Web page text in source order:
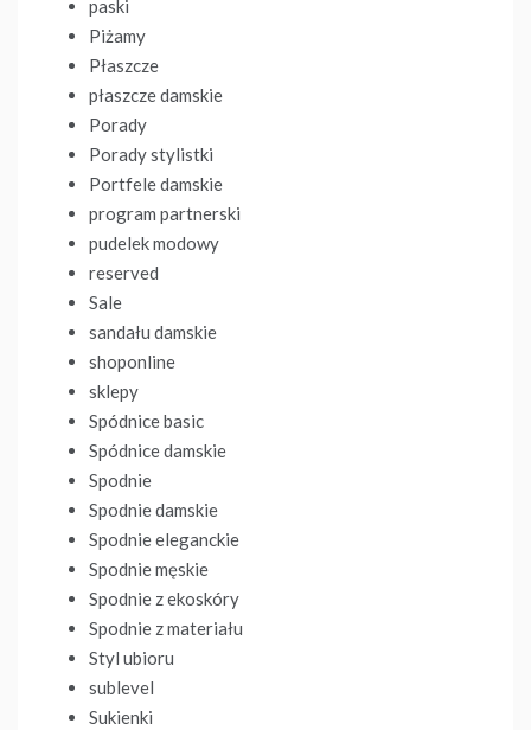
paski
Piżamy
Płaszcze
płaszcze damskie
Porady
Porady stylistki
Portfele damskie
program partnerski
pudelek modowy
reserved
Sale
sandału damskie
shoponline
sklepy
Spódnice basic
Spódnice damskie
Spodnie
Spodnie damskie
Spodnie eleganckie
Spodnie męskie
Spodnie z ekoskóry
Spodnie z materiału
Styl ubioru
sublevel
Sukienki